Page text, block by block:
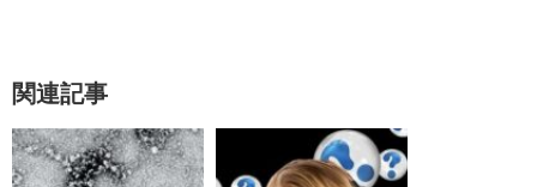
関連記事